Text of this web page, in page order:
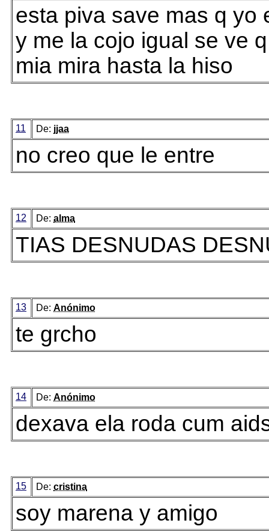
esta piva save mas q yo
y me la cojo igual se ve
mia mira hasta la hiso
11 De: jjaa
no creo que le entre
12 De: alma
TIAS DESNUDAS
13 De: Anónimo
te grcho
14 De: Anónimo
dexava ela roda cum
15 De: cristina
soy marena y amigo